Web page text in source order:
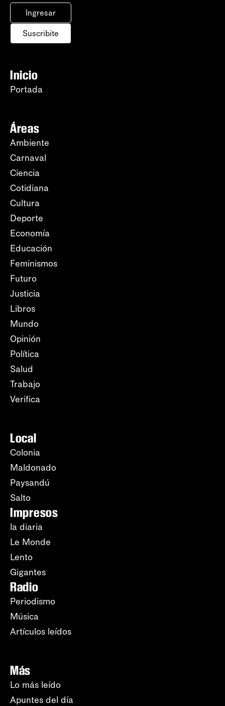
Ingresar
Suscribite
Inicio
Portada
Áreas
Ambiente
Carnaval
Ciencia
Cotidiana
Cultura
Deporte
Economía
Educación
Feminismos
Futuro
Justicia
Libros
Mundo
Opinión
Política
Salud
Trabajo
Verifica
Local
Colonia
Maldonado
Paysandú
Salto
Impresos
la diaria
Le Monde
Lento
Gigantes
Radio
Periodismo
Música
Artículos leídos
Más
Lo más leído
Apuntes del día